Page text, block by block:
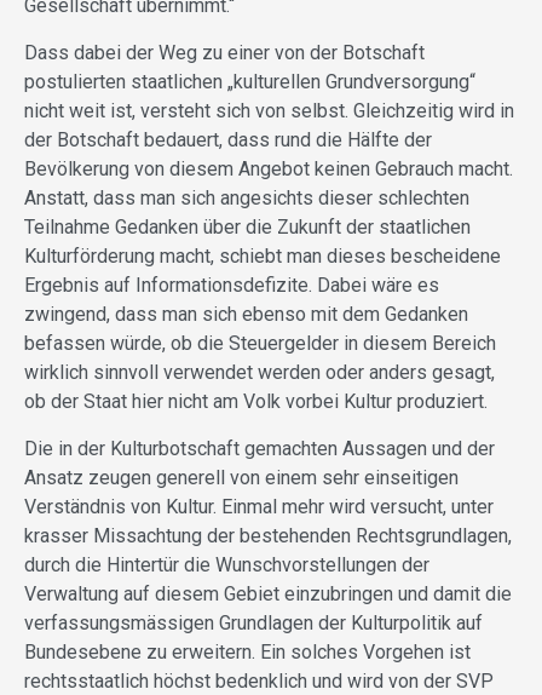
Gesellschaft übernimmt.“
Dass dabei der Weg zu einer von der Botschaft
postulierten staatlichen „kulturellen Grundversorgung“
nicht weit ist, versteht sich von selbst. Gleichzeitig wird in
der Botschaft bedauert, dass rund die Hälfte der
Bevölkerung von diesem Angebot keinen Gebrauch macht.
Anstatt, dass man sich angesichts dieser schlechten
Teilnahme Gedanken über die Zukunft der staatlichen
Kulturförderung macht, schiebt man dieses bescheidene
Ergebnis auf Informationsdefizite. Dabei wäre es
zwingend, dass man sich ebenso mit dem Gedanken
befassen würde, ob die Steuergelder in diesem Bereich
wirklich sinnvoll verwendet werden oder anders gesagt,
ob der Staat hier nicht am Volk vorbei Kultur produziert.
Die in der Kulturbotschaft gemachten Aussagen und der
Ansatz zeugen generell von einem sehr einseitigen
Verständnis von Kultur. Einmal mehr wird versucht, unter
krasser Missachtung der bestehenden Rechtsgrundlagen,
durch die Hintertür die Wunschvorstellungen der
Verwaltung auf diesem Gebiet einzubringen und damit die
verfassungsmässigen Grundlagen der Kulturpolitik auf
Bundesebene zu erweitern. Ein solches Vorgehen ist
rechtsstaatlich höchst bedenklich und wird von der SVP